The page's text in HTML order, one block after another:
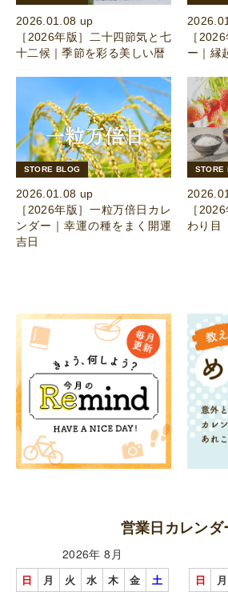
2026.01.08 up
［2026年版］二十四節気と七
十二候｜季節を彩る美しい暦
［
ー｜縁
STORE BLOG
2026.01.08 up
［2026年版］一粒万倍日カレ
ンダー｜幸運の種をまく開運
吉日
STORE
［
わり目
営業日カレンダ
2026年 8月
日 月 火 水 木 金 土 日 月